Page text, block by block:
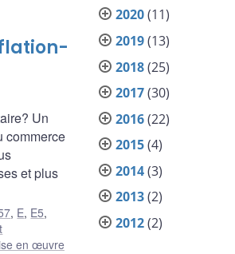
Un
commerce
et plus
, E, E5,
en œuvre
2020(11)
2019(13)
2018(25)
2017(30)
2016(22)
2015(4)
2014(3)
2013(2)
2012(2)